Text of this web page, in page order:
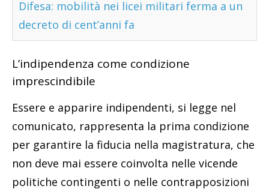
Difesa: mobilità nei licei militari ferma a un
decreto di cent’anni fa
L’indipendenza come condizione
imprescindibile
Essere e apparire indipendenti, si legge nel
comunicato, rappresenta la prima condizione
per garantire la fiducia nella magistratura, che
non deve mai essere coinvolta nelle vicende
politiche contingenti o nelle contrapposizioni